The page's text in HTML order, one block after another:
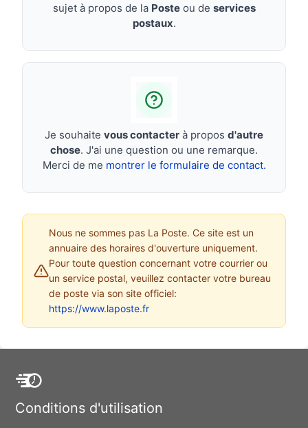
sujet à propos de la Posteou de services
postaux.
Je souhaite vous contacter à propos d'autre
chose. J'ai une question ou une remarque.
Merci de me montrer le formulaire de contact.
Nous ne sommes pas La Poste. Ce site est un
annuaire des horaires d'ouverture uniquement.
Pour toute question concernant votre courrier ou
un service postal, veuillez contacter votre bureau
de poste via son site officiel:
https://www.laposte.fr
Conditions d'utilisation